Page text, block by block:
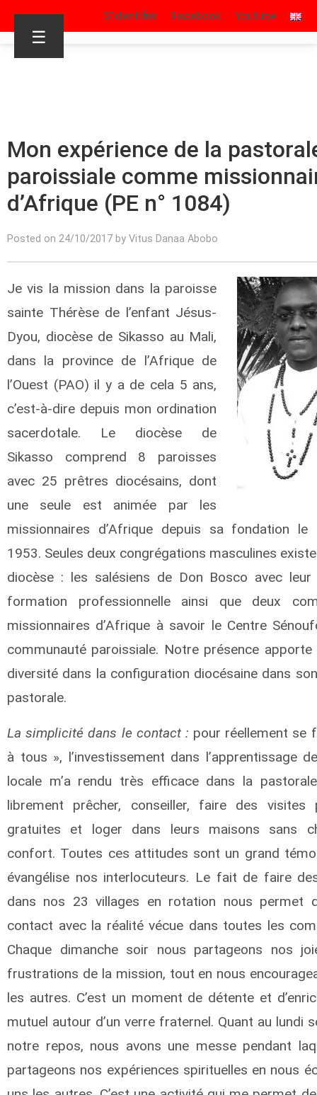
S’identifier Facebook Youtube
☰
Mon expérience de la
paroissiale comme
d’Afrique (PE n° 1084)
Posted on 24/10/2017 by Vitus Danaa Abobo
Je vis la mission dans la paroisse
sainte Thérèse de l’enfant Jésus-
Dyou, diocèse de Sikasso au Mali,
dans la province de l’Afrique de
l’Ouest (PAO) il y a de cela 5 ans,
c’est-à-dire depuis mon ordination
sacerdotale. Le diocèse de
Sikasso comprend 8 paroisses
avec 25 prêtres diocésains, dont
une seule est animée par les
missionnaires d’Afrique depuis sa fondation le
1953. Seules deux congrégations masculines
diocèse : les salésiens de Don Bosco avec
formation professionnelle ainsi que deux
missionnaires d’Afrique à savoir le Centre
communauté paroissiale. Notre présence apporte
diversité dans la configuration diocésaine dans
pastorale.
La simplicité dans le contact : pour réellement se
à tous », l’investissement dans l’apprentissage
locale m’a rendu très efficace dans la
librement prêcher, conseiller, faire des visites
gratuites et loger dans leurs maisons sans
confort. Toutes ces attitudes sont un grand
évangélise nos interlocuteurs. Le fait de faire
dans nos 23 villages en rotation nous permet
contact avec la réalité vécue dans toutes les
Chaque dimanche soir nous partageons nos
frustrations de la mission, tout en nous
les autres. C’est un moment de détente et
mutuel autour d’un verre fraternel. Quant au lundi
notre repos, nous avons une messe pendant
partageons nos expériences spirituelles en nous